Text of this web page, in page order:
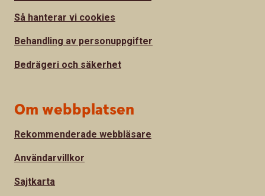
Så hanterar vi cookies
Behandling av personuppgifter
Bedrägeri och säkerhet
Om webbplatsen
Rekommenderade webbläsare
Användarvillkor
Sajtkarta